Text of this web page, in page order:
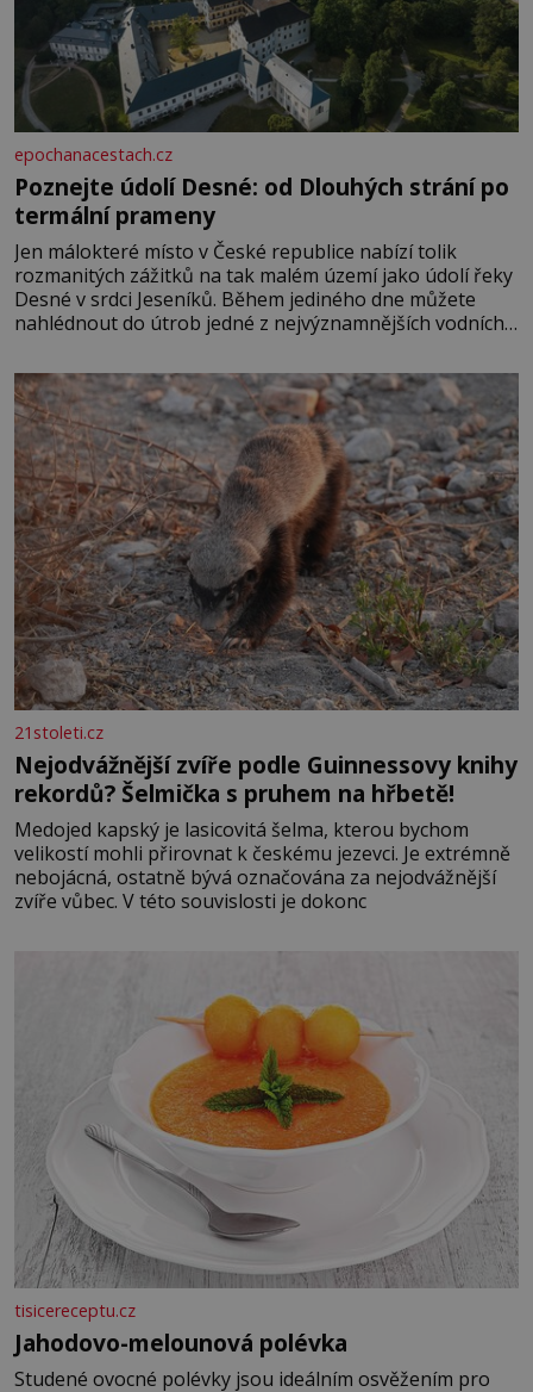
epochanacestach.cz
Poznejte údolí Desné: od Dlouhých strání po
termální prameny
Jen málokteré místo v České republice nabízí tolik
rozmanitých zážitků na tak malém území jako údolí řeky
Desné v srdci Jeseníků. Během jediného dne můžete
nahlédnout do útrob jedné z nejvýznamnějších vodních
se na koloběžce a den zakončit poznáváním památek ve
Velkých Losinách nebo v termálním
21stoleti.cz
Nejodvážnější zvíře podle Guinnessovy knihy
rekordů? Šelmička s pruhem na hřbetě!
Medojed kapský je lasicovitá šelma, kterou bychom
velikostí mohli přirovnat k českému jezevci. Je extrémně
nebojácná, ostatně bývá označována za nejodvážnější
zvíře vůbec. V této souvislosti je dokonc
tisicereceptu.cz
Jahodovo-melounová polévka
Studené ovocné polévky jsou ideálním osvěžením pro